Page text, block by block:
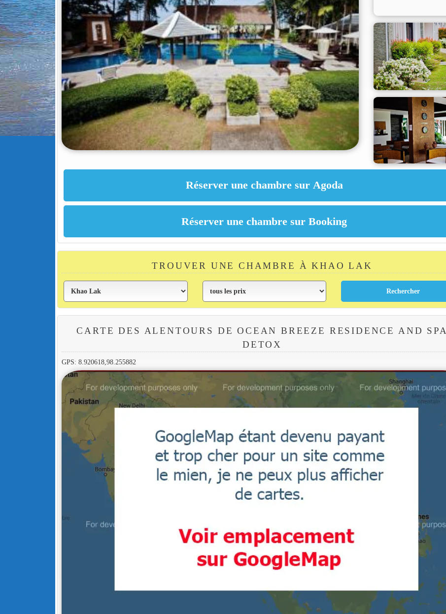
TROUVER UNE CHAMBRE À KHAO LAK
CARTE DES ALENTOURS DE OCEAN BREEZE RESIDENCE AND SPA
DETOX
GPS: 8.920618,98.255882